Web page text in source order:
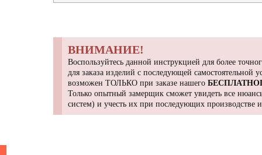
ВНИМАНИЕ!
Воспользуйтесь данной инструкцией для более
для заказа изделий с последующей
возможен ТОЛЬКО при заказе нашего
Только опытный замерщик сможет увидеть все
систем) и учесть их при последующих производстве